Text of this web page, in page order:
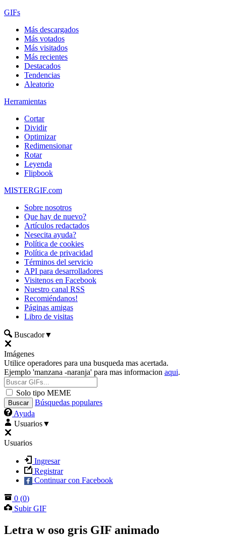
GIFs
Más descargados
Más votados
Más visitados
Más recientes
Destacados
Tendencias
Aleatorio
Herramientas
Cortar
Dividir
Optimizar
Redimensionar
Rotar
Leyenda
Flipbook
MISTERGIF.com
Sobre nosotros
Que hay de nuevo?
Artículos redactados
Nesecita ayuda?
Política de cookies
Política de privacidad
Términos del servicio
API para desarrolladores
Visitenos en Facebook
Nuestro canal RSS
Recomiéndanos!
Páginas amigas
Libro de visitas
Buscador▼
Imágenes
Utilice operadores para una busqueda mas acertada.
Ejemplo 'manzana -naranja' para mas informacion aqui.
Solo tipo MEME
Búsquedas populares
Ayuda
Usuarios▼
Usuarios
Ingresar
Registrar
Continuar con Facebook
0 (0)
Subir GIF
Letra w oso gris GIF animado